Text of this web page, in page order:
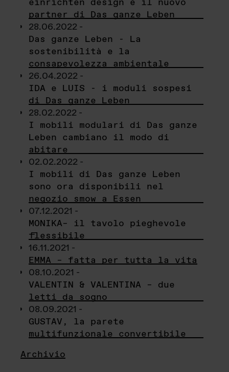
partner di Das ganze Leben
28.06.2022 -
Das ganze Leben - La
sostenibilità e la
consapevolezza ambientale
26.04.2022 -
IDA e LUIS - i moduli sospesi
di Das ganze Leben
28.02.2022 -
I mobili modulari di Das ganze
Leben cambiano il modo di
abitare
02.02.2022 -
I mobili di Das ganze Leben
sono ora disponibili nel
negozio smow a Essen
07.12.2021 -
MONIKA– il tavolo pieghevole
flessibile
16.11.2021 -
EMMA – fatta per tutta la vita
08.10.2021 -
VALENTIN & VALENTINA – due
letti da sogno
08.09.2021 -
GUSTAV, la parete
multifunzionale convertibile
Archivio